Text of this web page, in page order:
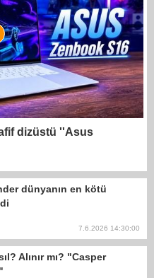
dizüstü ''Asus
dünyanın en kötü
7.6.2026 14:30:00
Alınır mı? "Casper